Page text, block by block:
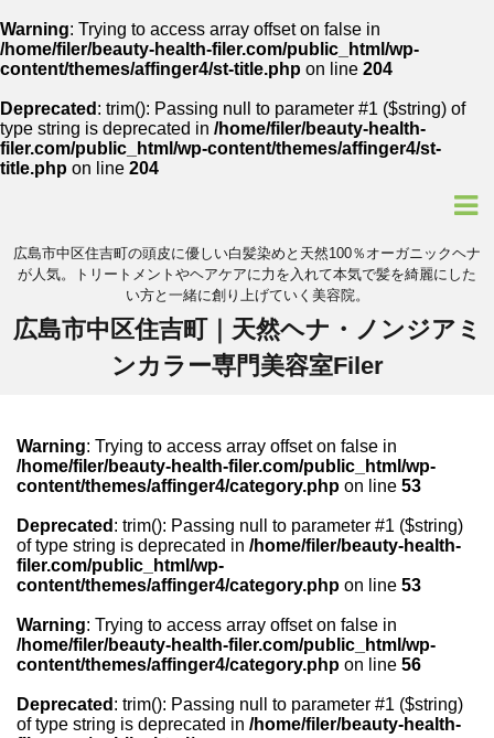
Warning: Trying to access array offset on false in
/home/filer/beauty-health-filer.com/public_html/wp-
content/themes/affinger4/st-title.php on line 204
Deprecated : trim(): Passing null to parameter #1 ($string) of
type string is deprecated in /home/filer/beauty-health-
filer.com/public_html/wp-content/themes/affinger4/st-
title.php on line 204
広島市中区住吉町の頭皮に優しい白髪染めと天然100％オーガニックヘナ
が人気。トリートメントやヘアケアに力を入れて本気で髪を綺麗にした
い方と一緒に創り上げていく美容院。
広島市中区住吉町｜天然ヘナ・ノンジアミ
ンカラー専門美容室Filer
Warning: Trying to access array offset on false in
/home/filer/beauty-health-filer.com/public_html/wp-
content/themes/affinger4/category.php on line 53
Deprecated : trim(): Passing null to parameter #1 ($string)
of type string is deprecated in /home/filer/beauty-health-
filer.com/public_html/wp-
content/themes/affinger4/category.php on line 53
Warning: Trying to access array offset on false in
/home/filer/beauty-health-filer.com/public_html/wp-
content/themes/affinger4/category.php on line 56
Deprecated : trim(): Passing null to parameter #1 ($string)
of type string is deprecated in /home/filer/beauty-health-